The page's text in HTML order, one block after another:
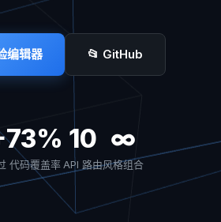
编辑器 📂 GitHub
73%
代码覆盖率
10
API 路由
∞
风格组合